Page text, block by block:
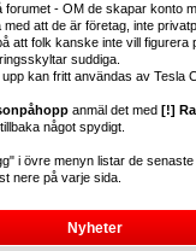
- OM de skapar konto
att de är företag, inte
att folk kanske inte vill figurera
suddiga.
kan fritt användas av Tesla
anmäl det med [!]
något spydigt.
i övre menyn listar de
nere på varje sida.
Nyheter